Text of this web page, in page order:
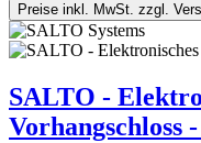
Preise inkl. MwSt. zzgl.
SALTO -